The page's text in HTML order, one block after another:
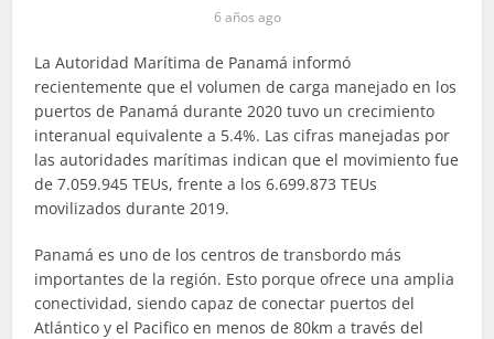
6 años ago
La Autoridad Marítima de Panamá informó
recientemente que el volumen de carga manejado en los
puertos de Panamá durante 2020 tuvo un crecimiento
interanual equivalente a 5.4%. Las cifras manejadas por
las autoridades marítimas indican que el movimiento fue
de 7.059.945 TEUs, frente a los 6.699.873 TEUs
movilizados durante 2019.
Panamá es uno de los centros de transbordo más
importantes de la región. Esto porque ofrece una amplia
conectividad, siendo capaz de conectar puertos del
Atlántico y el Pacifico en menos de 80km a través del